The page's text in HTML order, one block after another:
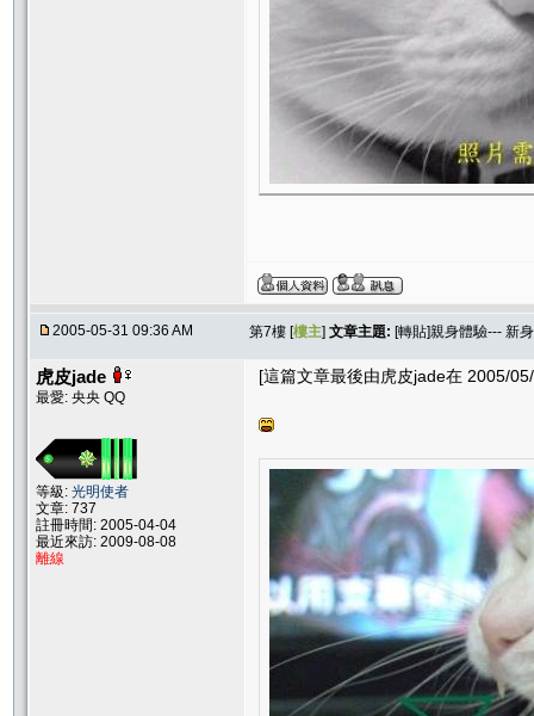
2005-05-31 09:36 AM 第7樓 [樓主] 文章主題: [轉貼]親身體驗--- 新
虎皮jade
最愛: 央央 QQ
等級: 光明使者
文章: 737
註冊時間: 2005-04-04
最近來訪: 2009-08-08
離線
[這篇文章最後由虎皮jade在 2005/